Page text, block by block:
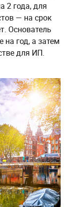
2 года, для
— на срок
Основатель
на год, а затем
для ИП.